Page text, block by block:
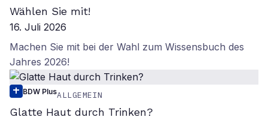
Wählen Sie mit!
16. Juli 2026
Machen Sie mit bei der Wahl zum Wissensbuch des
Jahres 2026!
BDW PlusALLGEMEIN
Glatte Haut durch Trinken?